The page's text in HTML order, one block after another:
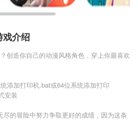
戏介绍
创造你自己的动漫风格角色，穿上你最喜欢
添加打印机.bat或64位系统添加打印
安装
的冒险中努力争取更好的成绩，因为这条